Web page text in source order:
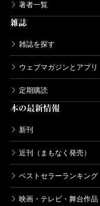
著者一覧
雑誌
雑誌を探す
ウェブマガジンとアプリ
定期購読
本の最新情報
新刊
近刊（まもなく発売）
ベストセラーランキング
映画・テレビ・舞台作品